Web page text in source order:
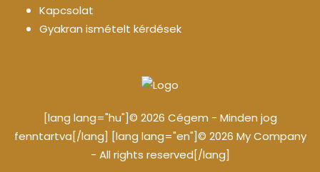
Kapcsolat
Gyakran ismételt kérdések
[lang lang="hu"]© 2026 Cégem - Minden jog
fenntartva[/lang] [lang lang="en"]© 2026 My Company
- All rights reserved[/lang]